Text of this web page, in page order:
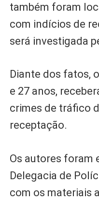
também foram
com indícios de
será investigada
Diante dos fatos,
e 27 anos,
crimes de tráfico
receptação.
Os autores foram
Delegacia de
com os materiais